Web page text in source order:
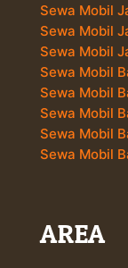
Sewa Mobil
Sewa Mobil
Sewa Mobil
Sewa Mobil
Sewa Mobil
Sewa Mobil
Sewa Mobil
Sewa Mobil
AREA